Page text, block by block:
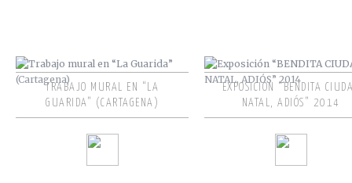
TRABAJO MURAL EN “LA
GUARIDA” (CARTAGENA)
EXPOSICIÓN “BENDITA
NATAL, ADIÓS” 2014